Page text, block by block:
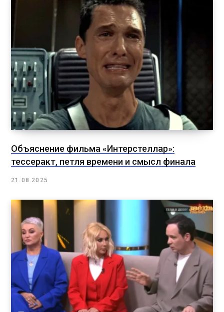
Объяснение фильма «Интерстеллар»:
тессеракт, петля времени и смысл финала
21.08.2025